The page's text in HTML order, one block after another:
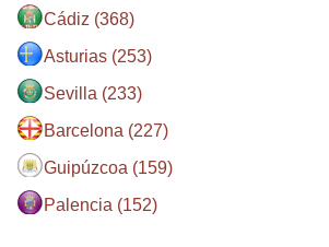
Cádiz (368)
Asturias (253)
Sevilla (233)
Barcelona (227)
Guipúzcoa (159)
Palencia (152)